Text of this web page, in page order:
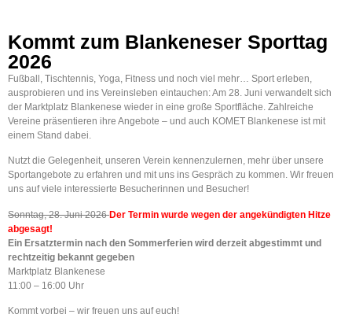
Kommt zum Blankeneser Sporttag
2026
Fußball, Tischtennis, Yoga, Fitness und noch viel mehr… Sport erleben,
ausprobieren und ins Vereinsleben eintauchen: Am 28. Juni verwandelt sich
der Marktplatz Blankenese wieder in eine große Sportfläche. Zahlreiche
Vereine präsentieren ihre Angebote – und auch KOMET Blankenese ist mit
einem Stand dabei.
Nutzt die Gelegenheit, unseren Verein kennenzulernen, mehr über unsere
Sportangebote zu erfahren und mit uns ins Gespräch zu kommen. Wir freuen
uns auf viele interessierte Besucherinnen und Besucher!
Sonntag, 28. Juni 2026Der Termin wurde wegen der angekündigten Hitze
abgesagt!
Ein Ersatztermin nach den Sommerferien wird derzeit abgestimmt und
rechtzeitig bekannt gegeben
Marktplatz Blankenese
11:00 – 16:00 Uhr
Kommt vorbei – wir freuen uns auf euch!